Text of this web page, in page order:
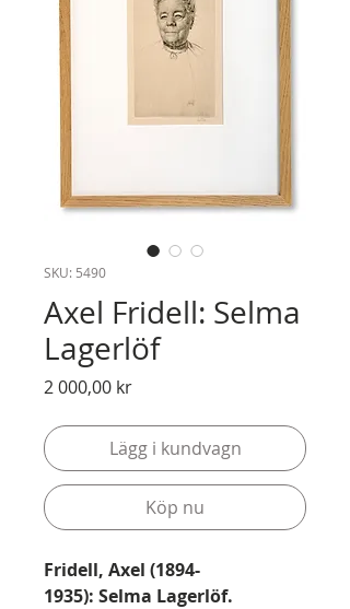
SKU: 5490
Axel Fridell: Selma
Lagerlöf
2 000,00 krPris
Lägg i kundvagn
Köp nu
Fridell, Axel (1894-
1935): Selma Lagerlöf.